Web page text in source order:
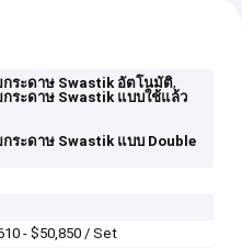
กระดาษ Swastik อัตโนมัติ,
กระดาษ Swastik แบบใช้แล้ว
กระดาษ Swastik แบบ Double
- $50,850 / Set